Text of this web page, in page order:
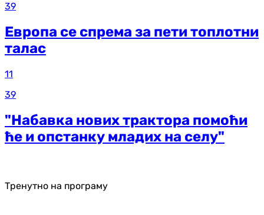
39
Европа се спрема за пети топлотни
талас
11
39
"Набавка нових трактора помоћи
ће и опстанку младих на селу"
Тренутно на програму